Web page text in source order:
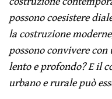
possono coesistere
la costruzione
possono convivere
lento e profondo? E il
urbano e rurale può